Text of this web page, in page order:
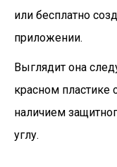
или бесплатно
приложении.
Выглядит она
красном
наличием
углу.